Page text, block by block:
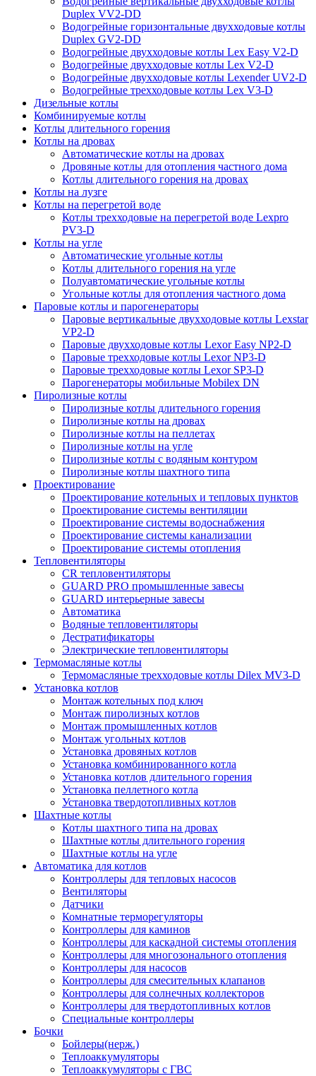
Duplex VV2-DD
Водогрейные горизонтальные двухходовые котлы
Duplex GV2-DD
Водогрейные двухходовые котлы Lex Easy V2-D
Водогрейные двухходовые котлы Lex V2-D
Водогрейные двухходовые котлы Lexender UV2-D
Водогрейные трехходовые котлы Lex V3-D
Дизельные котлы
Комбинируемые котлы
Котлы длительного горения
Котлы на дровах
Автоматические котлы на дровах
Дровяные котлы для отопления частного дома
Котлы длительного горения на дровах
Котлы на лузге
Котлы на перегретой воде
Котлы трехходовые на перегретой воде Lexpro
PV3-D
Котлы на угле
Автоматические угольные котлы
Котлы длительного горения на угле
Полуавтоматические угольные котлы
Угольные котлы для отопления частного дома
Паровые котлы и парогенераторы
Паровые вертикальные двухходовые котлы Lexstar
VP2-D
Паровые двухходовые котлы Lexor Easy NP2-D
Паровые трехходовые котлы Lexor NP3-D
Паровые трехходовые котлы Lexor SP3-D
Парогенераторы мобильные Mobilex DN
Пиролизные котлы
Пиролизные котлы длительного горения
Пиролизные котлы на дровах
Пиролизные котлы на пеллетах
Пиролизные котлы на угле
Пиролизные котлы с водяным контуром
Пиролизные котлы шахтного типа
Проектирование
Проектирование котельных и тепловых пунктов
Проектирование системы вентиляции
Проектирование системы водоснабжения
Проектирование системы канализации
Проектирование системы отопления
Тепловентиляторы
CR тепловентиляторы
GUARD PRO промышленные завесы
GUARD интерьерные завесы
Автоматика
Водяные тепловентиляторы
Дестратификаторы
Электрические тепловентиляторы
Термомасляные котлы
Термомасляные трехходовые котлы Dilex MV3-D
Установка котлов
Монтаж котельных под ключ
Монтаж пиролизных котлов
Монтаж промышленных котлов
Монтаж угольных котлов
Установка дровяных котлов
Установка комбинированного котла
Установка котлов длительного горения
Установка пеллетного котла
Установка твердотопливных котлов
Шахтные котлы
Котлы шахтного типа на дровах
Шахтные котлы длительного горения
Шахтные котлы на угле
Автоматика для котлов
Контроллеры для тепловых насосов
Вентиляторы
Датчики
Комнатные терморегуляторы
Контроллеры для каминов
Контроллеры для каскадной системы отопления
Контроллеры для многозонального отопления
Контроллеры для насосов
Контроллеры для смесительных клапанов
Контроллеры для солнечных коллекторов
Контроллеры для твердотопливных котлов
Специальные контроллеры
Бочки
Бойлеры(нерж.)
Теплоаккумуляторы
Теплоаккумуляторы с ГВС